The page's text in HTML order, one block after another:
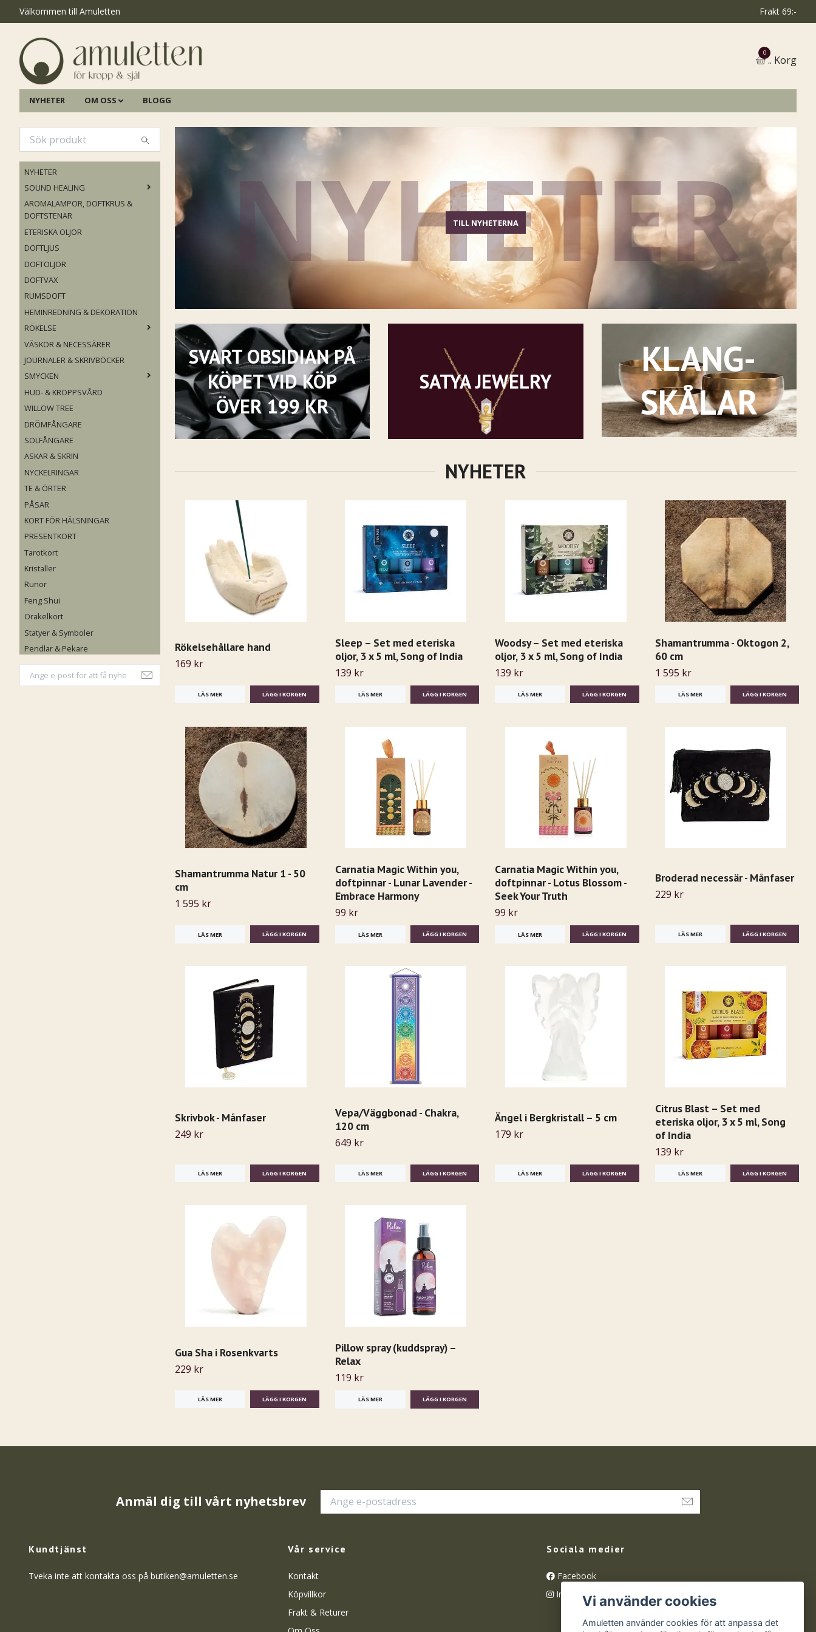
Välkommen till Amuletten Frakt 69:-
0
.. Korg
NYHETER OM OSS BLOGG
NYHETER
SOUND HEALING
AROMALAMPOR, DOFTKRUS &
DOFTSTENAR
ETERISKA OLJOR
DOFTLJUS
DOFTOLJOR
DOFTVAX
RUMSDOFT
HEMINREDNING & DEKORATION
RÖKELSE
VÄSKOR & NECESSÄRER
JOURNALER & SKRIVBÖCKER
SMYCKEN
HUD- & KROPPSVÅRD
WILLOW TREE
DRÖMFÅNGARE
SOLFÅNGARE
ASKAR & SKRIN
NYCKELRINGAR
TE & ÖRTER
PÅSAR
KORT FÖR HÄLSNINGAR
PRESENTKORT
Tarotkort
Kristaller
Runor
Feng Shui
Orakelkort
Statyer & Symboler
Pendlar & Pekare
TILL NYHETERNA
SVART OBSIDIAN PÅ
KÖPET VID KÖP
ÖVER 199 KR
SATYA JEWELRY
KLANG-
SKÅLAR
Rökelsehållare hand
169 kr
LÄS MER
Sleep – Set med eteriska
oljor, 3 x 5 ml, Song of India
139 kr
LÄS MER
Woodsy – Set med eteriska
oljor, 3 x 5 ml, Song of India
139 kr
LÄS MER
Shamantrumma - Oktogon 2,
60 cm
1 595 kr
LÄS MER
Shamantrumma Natur 1 - 50
cm
1 595 kr
LÄS MER
Carnatia Magic Within you,
doftpinnar - Lunar Lavender -
Embrace Harmony
99 kr
LÄS MER
Carnatia Magic Within you,
doftpinnar - Lotus Blossom -
Seek Your Truth
99 kr
LÄS MER
Broderad necessär - Månfaser
229 kr
LÄS MER
Skrivbok - Månfaser
249 kr
LÄS MER
Vepa/Väggbonad - Chakra,
120 cm
649 kr
LÄS MER
Ängel i Bergkristall – 5 cm
179 kr
LÄS MER
Citrus Blast – Set med
eteriska oljor, 3 x 5 ml, Song
of India
139 kr
LÄS MER
Gua Sha i Rosenkvarts
229 kr
LÄS MER
Pillow spray (kuddspray) –
Relax
119 kr
LÄS MER
Anmäl dig till vårt nyhetsbrev
Kundtjänst
Tveka inte att kontakta oss på butiken@amuletten.se
Vår service
Kontakt
Köpvillkor
Frakt & Returer
Sociala medier
Facebook
InstagramVi använder cookies
Amuletten använder cookies för att anpassa det